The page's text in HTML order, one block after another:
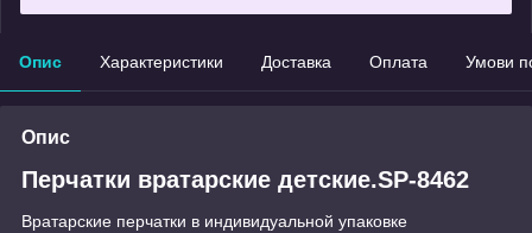
Опис Характеристики Доставка Оплата Умови
Опис
Перчатки вратарские детские.SP-8462
Вратарские перчатки в индивидуальной упаковке